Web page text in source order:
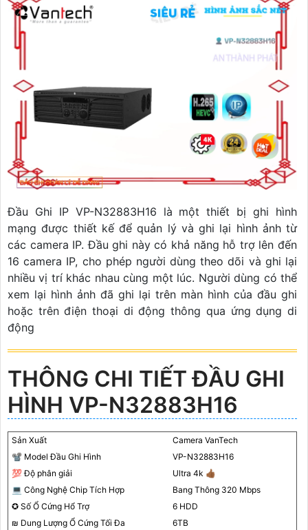
Đầu Ghi IP VP-N32883H16 là một thiết bị ghi hình
mạng được thiết kế để quản lý và ghi lại hình ảnh từ
các camera IP. Đầu ghi này có khả năng hỗ trợ lên đến
16 camera IP, cho phép người dùng theo dõi và ghi lại
nhiều vị trí khác nhau cùng một lúc. Người dùng có thể
xem lại hình ảnh đã ghi lại trên màn hình của đầu ghi
hoặc trên điện thoại di động thông qua ứng dụng di
động
THÔNG CHI TIẾT ĐẦU GHI
HÌNH VP-N32883H16
Sản Xuất
Camera VanTech
📽 Model Đầu Ghi Hình
VP-N32883H16
💯 Độ phân giải
Ultra 4k 👍🏾
💻 Công Nghệ Chip Tích Hợp
Bang Thông 320 Mbps
✪ Số Ổ Cứng Hổ Trợ
6 HDD
₪ Dung Lượng Ổ Cứng Tối Đa
6TB